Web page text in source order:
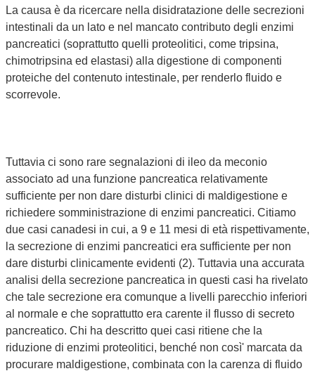
La causa è da ricercare nella disidratazione delle secrezioni
intestinali da un lato e nel mancato contributo degli enzimi
pancreatici (soprattutto quelli proteolitici, come tripsina,
chimotripsina ed elastasi) alla digestione di componenti
proteiche del contenuto intestinale, per renderlo fluido e
scorrevole.
Tuttavia ci sono rare segnalazioni di ileo da meconio
associato ad una funzione pancreatica relativamente
sufficiente per non dare disturbi clinici di maldigestione e
richiedere somministrazione di enzimi pancreatici. Citiamo
due casi canadesi in cui, a 9 e 11 mesi di età rispettivamente,
la secrezione di enzimi pancreatici era sufficiente per non
dare disturbi clinicamente evidenti (2). Tuttavia una accurata
analisi della secrezione pancreatica in questi casi ha rivelato
che tale secrezione era comunque a livelli parecchio inferiori
al normale e che soprattutto era carente il flusso di secreto
pancreatico. Chi ha descritto quei casi ritiene che la
riduzione di enzimi proteolitici, benché non così' marcata da
procurare maldigestione, combinata con la carenza di fluido